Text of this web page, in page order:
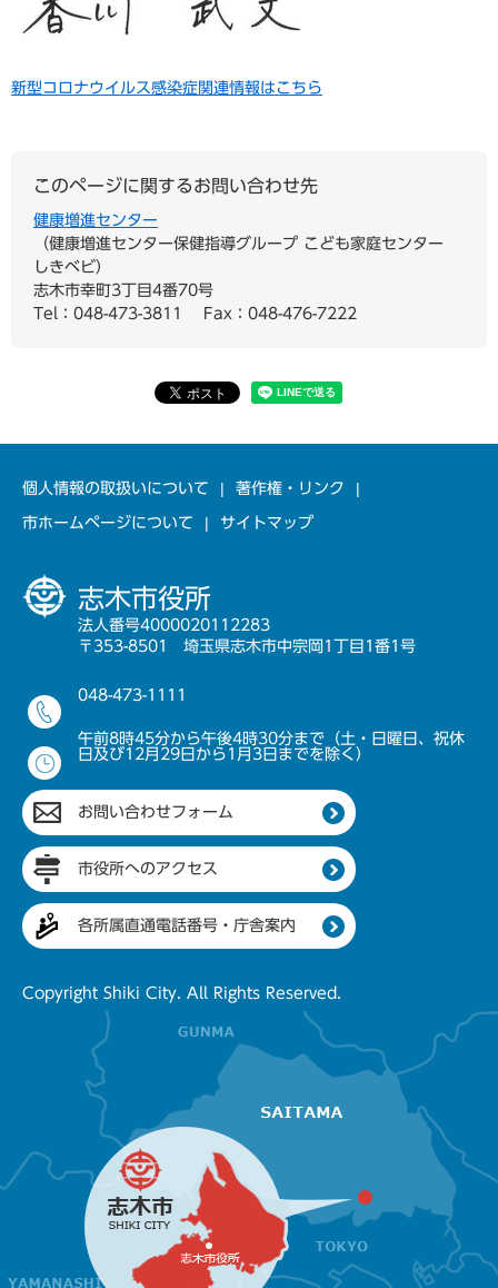
新型コロナウイルス感染症関連情報はこちら
このページに関するお問い合わせ先
健康増進センター
健康増進センター保健指導グループ こども家庭センター
しきベビ
志木市幸町3丁目4番70号
Tel：048-473-3811
Fax：048-476-7222
個人情報の取扱いについて 著作権・リンク
市ホームページについて サイトマップ
志木市役所
法人番号4000020112283
〒353-8501 埼玉県志木市中宗岡1丁目1番1号
048-473-1111
午前8時45分から午後4時30分まで（土・日曜日、祝休
日及び12月29日から1月3日までを除く）
お問い合わせフォーム
市役所へのアクセス
各所属直通電話番号・庁舎案内
Copyright Shiki City. All Rights Reserved.